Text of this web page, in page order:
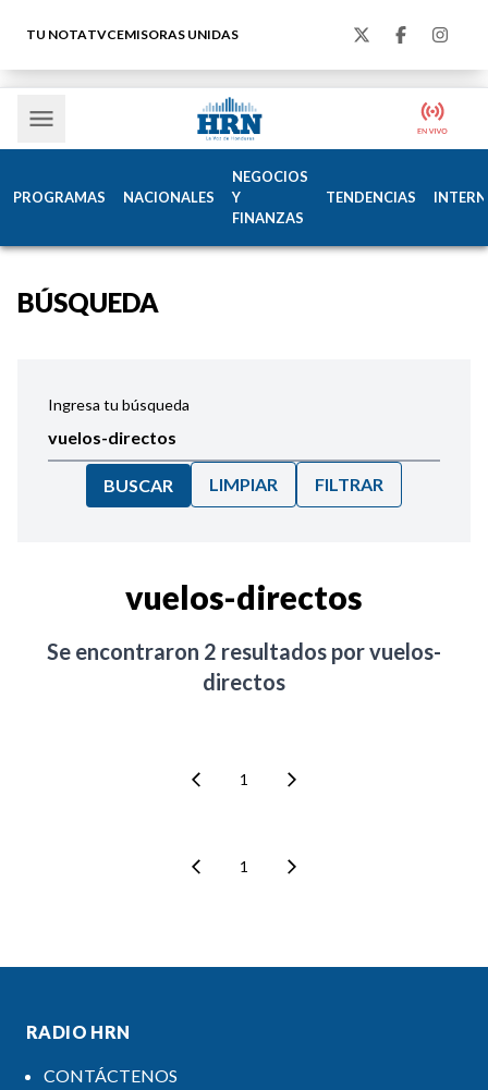
TU NOTATVCEMISORAS UNIDAS
PROGRAMAS NACIONALES
NEGOCIOS
Y
FINANZAS
TENDENCIAS
BÚSQUEDA
Ingresa tu búsqueda
BUSCAR LIMPIAR FILTRAR
vuelos-directos
Se encontraron 2 resultados porvuelos-
directos
1
1
RADIO HRN
CONTÁCTENOS